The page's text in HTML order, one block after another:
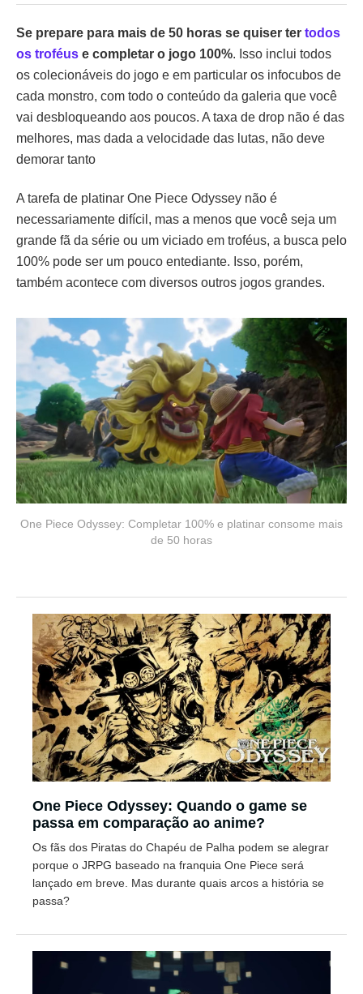
Se prepare para mais de 50 horas se quiser ter todos
os troféus e completar o jogo 100%. Isso inclui todos
os colecionáveis do jogo e em particular os infocubos de
cada monstro, com todo o conteúdo da galeria que você
vai desbloqueando aos poucos. A taxa de drop não é das
melhores, mas dada a velocidade das lutas, não deve
demorar tanto
A tarefa de platinar One Piece Odyssey não é
necessariamente difícil, mas a menos que você seja um
grande fã da série ou um viciado em troféus, a busca pelo
100% pode ser um pouco entediante. Isso, porém,
também acontece com diversos outros jogos grandes.
One Piece Odyssey: Completar 100% e platinar consome mais
de 50 horas
One Piece Odyssey: Quando o game se
passa em comparação ao anime?
Os fãs dos Piratas do Chapéu de Palha podem se alegrar
porque o JRPG baseado na franquia One Piece será
lançado em breve. Mas durante quais arcos a história se
passa?